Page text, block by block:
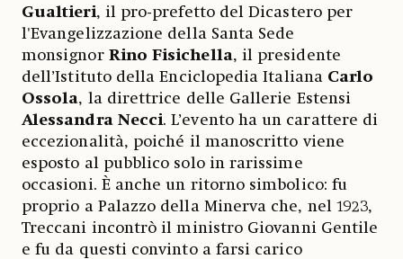
Gualtieri, il pro-prefetto del Dicastero per
l'Evangelizzazione della Santa Sede
monsignor Rino Fisichella, il presidente
dell’Istituto della Enciclopedia Italiana Carlo
Ossola, la direttrice delle Gallerie Estensi
Alessandra Necci. L’evento ha un carattere di
eccezionalità, poiché il manoscritto viene
esposto al pubblico solo in rarissime
occasioni. È anche un ritorno simbolico: fu
proprio a Palazzo della Minerva che, nel 1923,
Treccani incontrò il ministro Giovanni Gentile
e fu da questi convinto a farsi carico